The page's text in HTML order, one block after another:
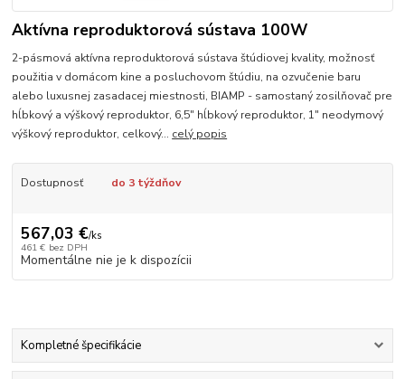
Aktívna reproduktorová sústava 100W
2-pásmová aktívna reproduktorová sústava štúdiovej kvality, možnosť
použitia v domácom kine a posluchovom štúdiu, na ozvučenie baru
alebo luxusnej zasadacej miestnosti, BIAMP - samostaný zosilňovač pre
hĺbkový a výškový reproduktor, 6,5" hĺbkový reproduktor, 1" neodymový
výškový reproduktor, celkový... celý popis
Dostupnosť do 3 týždňov
567,03 €/ks
461 € bez DPH
Momentálne nie je k dispozícii
Kompletné špecifikácie